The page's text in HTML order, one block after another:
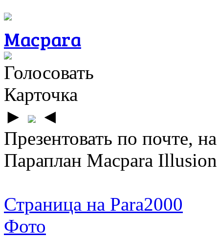
Macpara
Голосовать
Карточка
►
◄
Презентовать по почте,
Параплан Macpara
Страница на Para2000
Фото